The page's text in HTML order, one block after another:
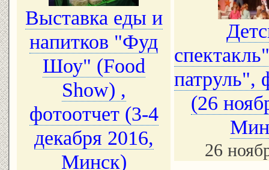
Выставка еды и
напитков "Фуд
Шоу" (Food
Show) ,
фотоотчет (3-4
декабря 2016,
Минск)
патруль",
(26
26